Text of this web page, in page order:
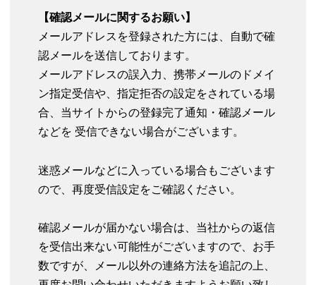
【確認メールに関するお願い】
メールアドレスを登録された方には、自動で確
認メールを送信しております。
メールアドレスの誤入力、携帯メールのドメイ
ン指定受信や、指定拒否の設定をされている場
合、当サイトからの登録完了通知・確認メール
などを 受信できない場合がございます。
迷惑メールなどに入っている場合もございます
ので、再度受信設定をご確認ください。
確認メールが届かない場合は、当社からの返信
を受信出来ない可能性がございますので、お手
数ですが、メール以外の連絡方法を追記の上、